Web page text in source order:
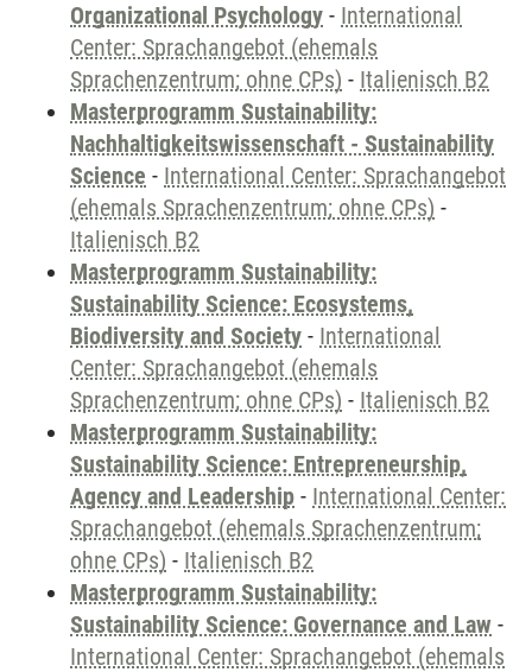
Organizational Psychology - International
Center: Sprachangebot (ehemals
Sprachenzentrum; ohne CPs) - Italienisch B2
Masterprogramm Sustainability:
Nachhaltigkeitswissenschaft - Sustainability
Science - International Center: Sprachangebot
(ehemals Sprachenzentrum; ohne CPs) -
Italienisch B2
Masterprogramm Sustainability:
Sustainability Science: Ecosystems,
Biodiversity and Society - International
Center: Sprachangebot (ehemals
Sprachenzentrum; ohne CPs) - Italienisch B2
Masterprogramm Sustainability:
Sustainability Science: Entrepreneurship,
Agency and Leadership - International Center:
Sprachangebot (ehemals Sprachenzentrum;
ohne CPs) - Italienisch B2
Masterprogramm Sustainability:
Sustainability Science: Governance and Law -
International Center: Sprachangebot (ehemals